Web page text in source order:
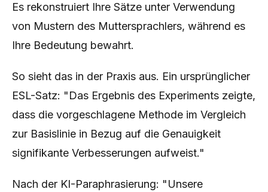
Es rekonstruiert Ihre Sätze unter Verwendung
von Mustern des Muttersprachlers, während es
Ihre Bedeutung bewahrt.
So sieht das in der Praxis aus. Ein ursprünglicher
ESL-Satz: "Das Ergebnis des Experiments zeigte,
dass die vorgeschlagene Methode im Vergleich
zur Basislinie in Bezug auf die Genauigkeit
signifikante Verbesserungen aufweist."
Nach der KI-Paraphrasierung: "Unsere